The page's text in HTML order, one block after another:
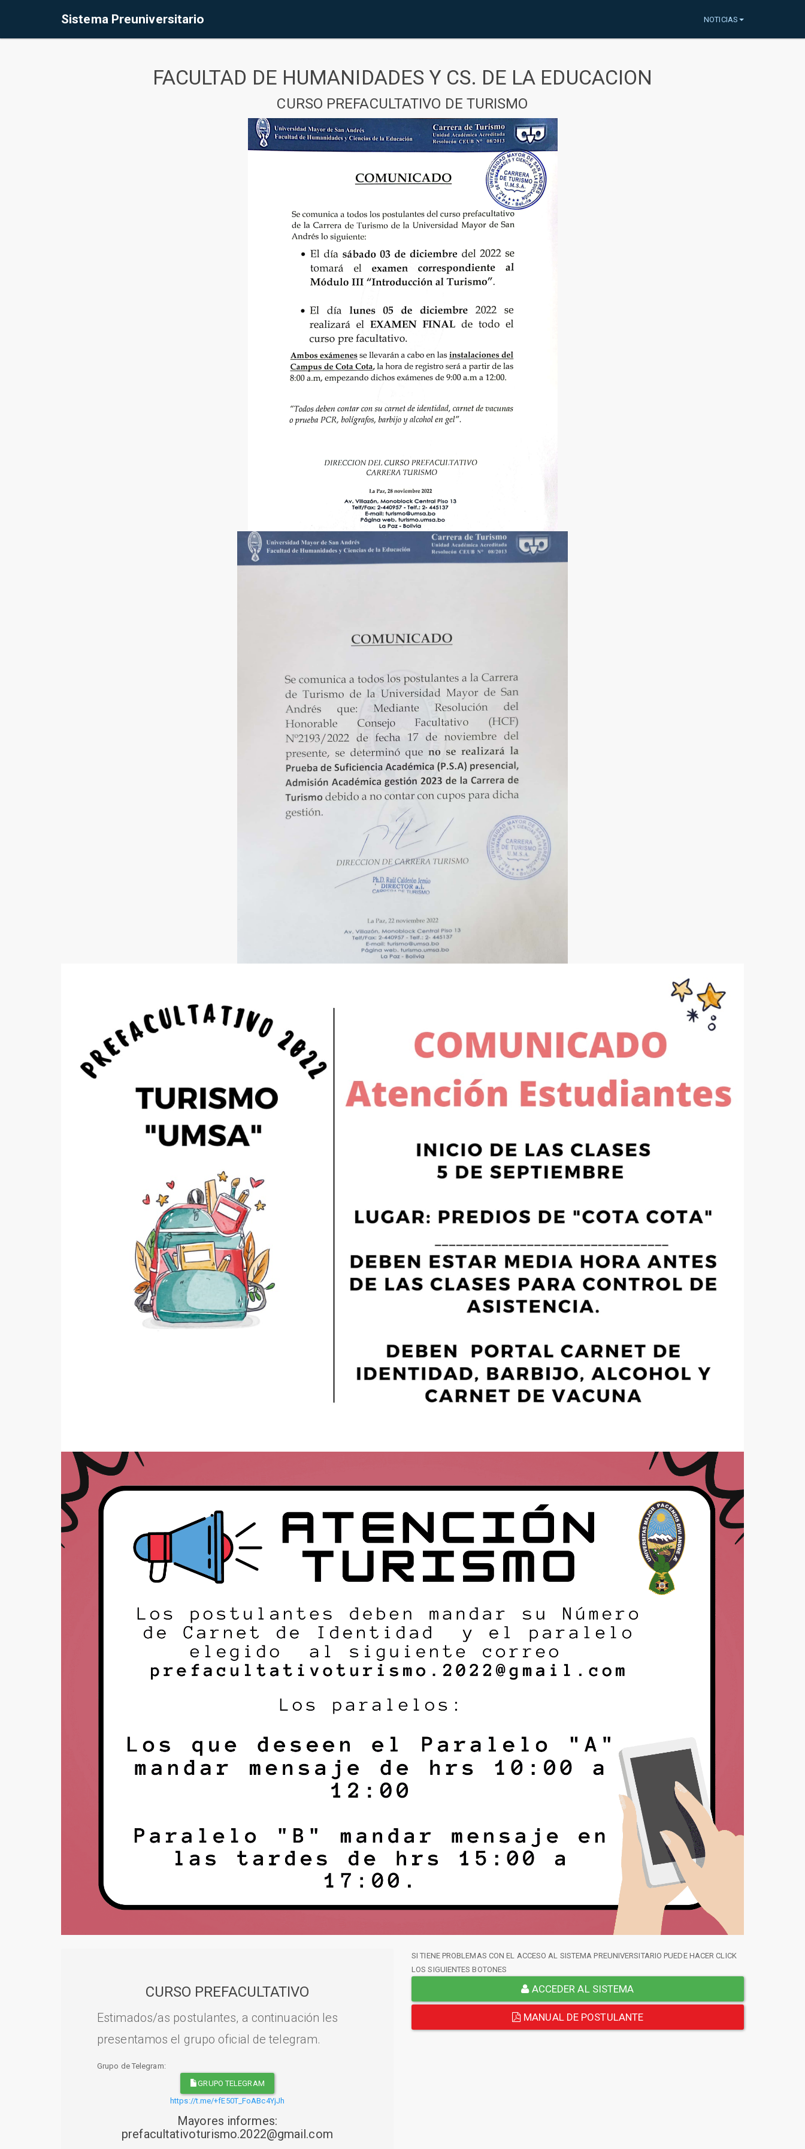
Sistema Preuniversitario NOTICIAS
FACULTAD DE HUMANIDADES Y CS. DE LA EDUCACION
CURSO PREFACULTATIVO DE TURISMO
CURSO PREFACULTATIVO
Estimados/as postulantes, a continuación les
presentamos el grupo oficial de telegram.
Grupo de Telegram:
GRUPO TELEGRAM
https://t.me/+fE50T_FoABc4YjJh
Mayores informes:
prefacultativoturismo.2022@gmail.com
SI TIENE PROBLEMAS CON EL ACCESO AL SISTEMA PREUNIVERSITARIO PUEDE HACER CLICK
LOS SIGUIENTES BOTONES
ACCEDER AL SISTEMA
MANUAL DE POSTULANTE